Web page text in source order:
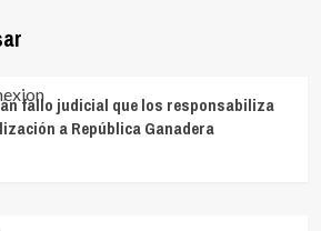
fallo judicial que los responsabiliza
a República Ganadera